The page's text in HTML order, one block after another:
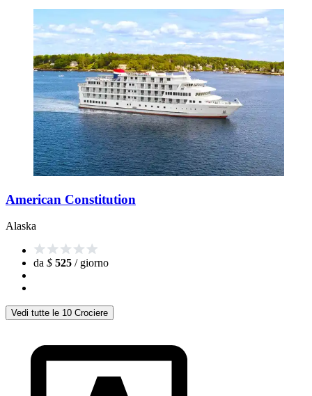
American Constitution
Alaska
da $ 525 / giorno
Vedi tutte le 10 Crociere